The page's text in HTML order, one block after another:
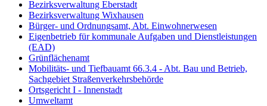
Bezirksverwaltung Eberstadt
Bezirksverwaltung Wixhausen
Bürger- und Ordnungsamt, Abt. Einwohnerwesen
Eigenbetrieb für kommunale Aufgaben und Dienstleistungen
(EAD)
Grünflächenamt
Mobilitäts- und Tiefbauamt 66.3.4 - Abt. Bau und Betrieb,
Sachgebiet Straßenverkehrsbehörde
Ortsgericht I - Innenstadt
Umweltamt